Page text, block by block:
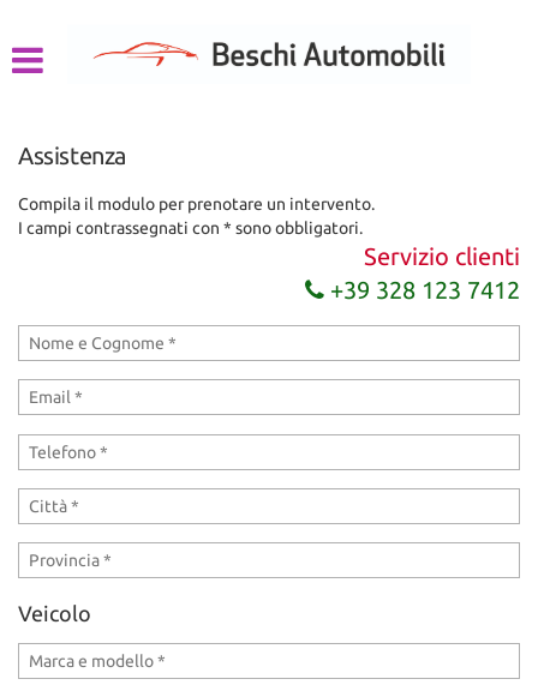
ACQUISTIAMO USATO
CONTATTI
Assistenza
Compila il modulo per prenotare un intervento.
I campi contrassegnati con * sono obbligatori.
Servizio clienti
+39 328 123 7412
Veicolo